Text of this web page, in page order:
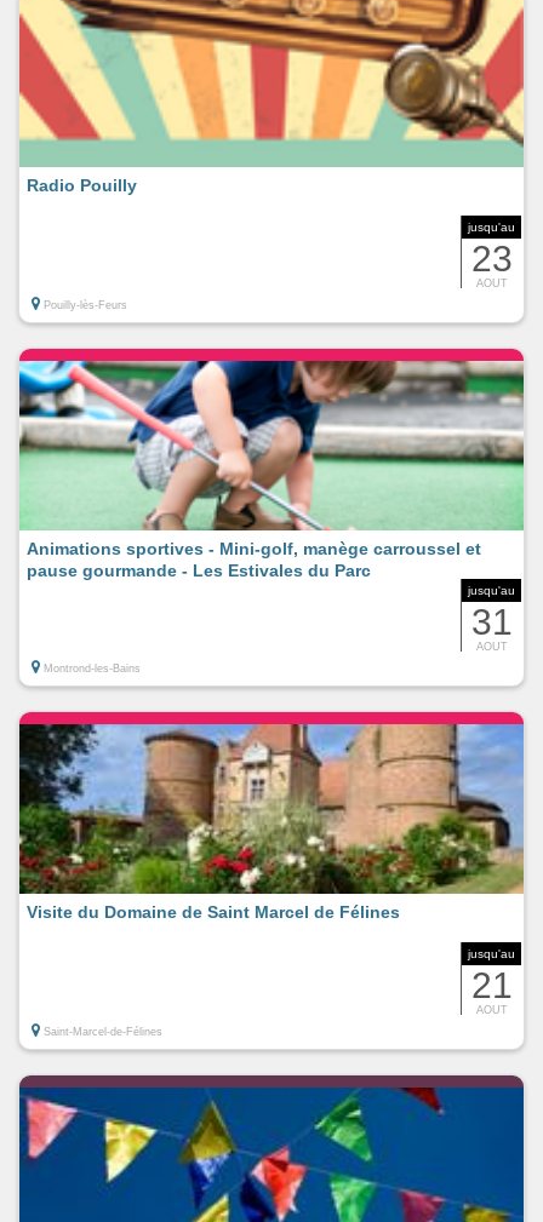
jusqu'au
23
AOUT
Radio Pouilly
Pouilly-lès-Feurs
jusqu'au
31
AOUT
Animations sportives - Mini-golf, manège carroussel et
pause gourmande - Les Estivales du Parc
Montrond-les-Bains
jusqu'au
21
AOUT
Visite du Domaine de Saint Marcel de Félines
Saint-Marcel-de-Félines